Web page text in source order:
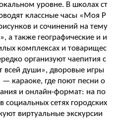
уровне. В школах ст
классные часы «Моя Р
и сочинений на тему
а также географические и и
комплексах и товарищес
организуют чаепития с
всей души», дворовые игры
— караоке, где поют песни о
и онлайн-формат: на по
сетях городских
виртуальные экскурсии